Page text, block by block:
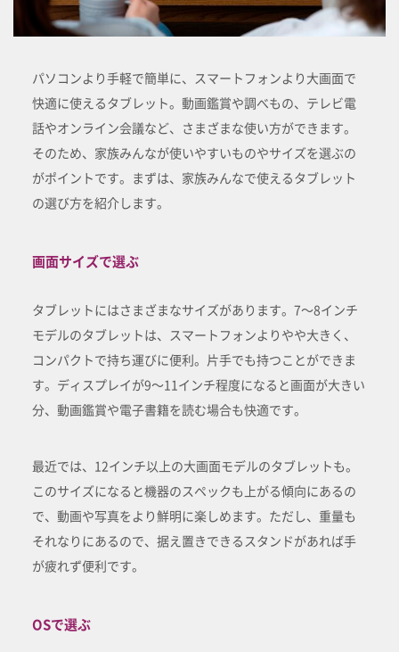
パソコンより手軽で簡単に、スマートフォンより大画面で
快適に使えるタブレット。動画鑑賞や調べもの、テレビ電
話やオンライン会議など、さまざまな使い方ができます。
そのため、家族みんなが使いやすいものやサイズを選ぶの
がポイントです。まずは、家族みんなで使えるタブレット
の選び方を紹介します。
画面サイズで選ぶ
タブレットにはさまざまなサイズがあります。7～8インチ
モデルのタブレットは、スマートフォンよりやや大きく、
コンパクトで持ち運びに便利。片手でも持つことができま
す。ディスプレイが9～11インチ程度になると画面が大きい
分、動画鑑賞や電子書籍を読む場合も快適です。
最近では、12インチ以上の大画面モデルのタブレットも。
このサイズになると機器のスペックも上がる傾向にあるの
で、動画や写真をより鮮明に楽しめます。ただし、重量も
それなりにあるので、据え置きできるスタンドがあれば手
が疲れず便利です。
OSで選ぶ